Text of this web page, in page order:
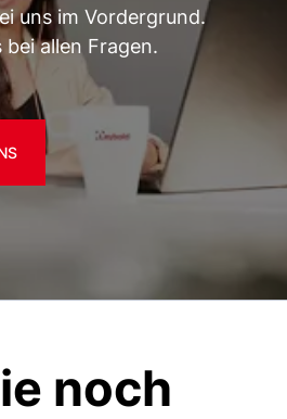
uns im Vordergrund.
allen Fragen.
noch